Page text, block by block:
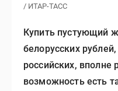
/ ИТАР-ТАСС
Купить пустующий
белорусских
российских, вполне
возможность есть